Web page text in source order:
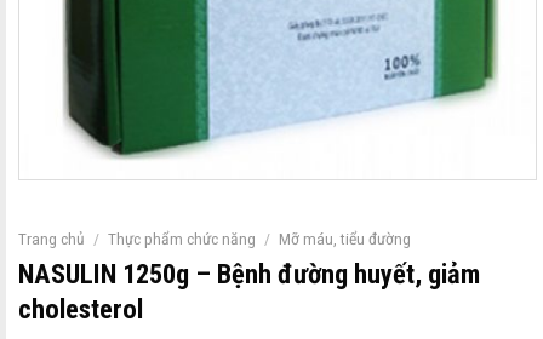
Trang chủ / Thực phẩm chức năng / Mỡ máu, tiểu đường
NASULIN 1250g – Bệnh đường huyết, giảm
cholesterol